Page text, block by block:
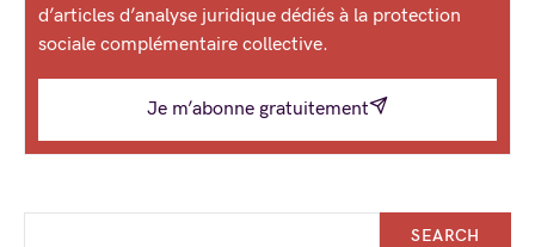
d’articles d’analyse juridique dédiés à la protection
sociale complémentaire collective.
Je m’abonne gratuitement
SEARCH